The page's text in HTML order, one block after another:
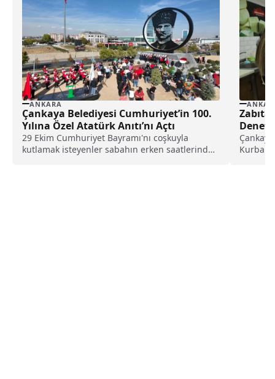
ANKARA
Çankaya Belediyesi Cumhuriyet’in 100.
Yılına Özel Atatürk Anıtı’nı Açtı
29 Ekim Cumhuriyet Bayramı'nı coşkuyla
kutlamak isteyenler sabahın erken saatlerinde
Kurban